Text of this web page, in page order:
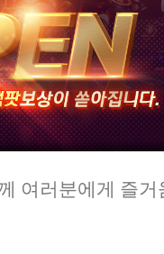
여러분에게 즐